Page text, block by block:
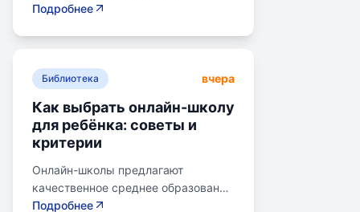
готовящихся к переходу на
старшего подросткового и
помогает детям развивать
личностные навыки, получать опыт
самоопределения и выбирать
профессию. В программе школы
уделяется внимание базовым
знаниям, учебным навыкам и
Подробнее
Библиотека вчера
Как выбрать онлайн-школу
для ребёнка: советы и
критерии
Онлайн-школы предлагают
качественное среднее образование
без привязки к району. Важно
Подробнее